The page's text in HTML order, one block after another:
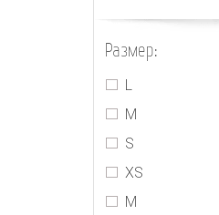
Jacquemus
Jasmine
MIU MIU
PRADA
Realisation
Rebecca Taylor
Sacai
Размер:
L
M
S
XS
М